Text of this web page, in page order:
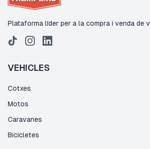
Plataforma líder per a la compra i venda de
VEHICLES
Cotxes
Motos
Caravanes
Bicicletes